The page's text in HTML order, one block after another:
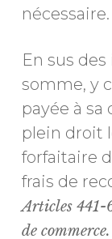
nécessaire.
En sus
somme, y
payée à
plein droit
forfaitaire
frais de
Articles 441-
de commerce.